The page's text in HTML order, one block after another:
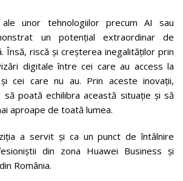
ale unor tehnologiilor precum AI sau
un potențial extraordinar de
Însă, riscă și creșterea inegalităților prin
digitale între cei care au access la
cei care nu au. Prin aceste inovații,
poată echilibra această situație și să
aproape de toată lumea.
a servit și ca un punct de întâlnire
din zona Huawei Business și
România.